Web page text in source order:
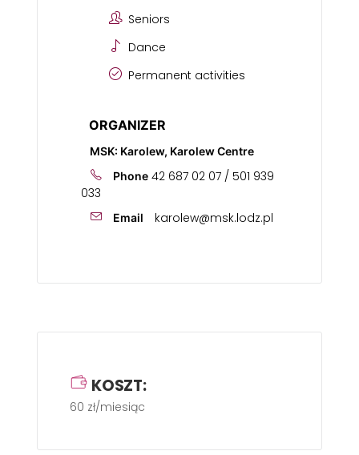
Seniors
Dance
Permanent activities
ORGANIZER
MSK: Karolew, Karolew Centre
Phone 42 687 02 07 / 501 939
033
Email karolew@msk.lodz.pl
KOSZT:
60 zł/miesiąc